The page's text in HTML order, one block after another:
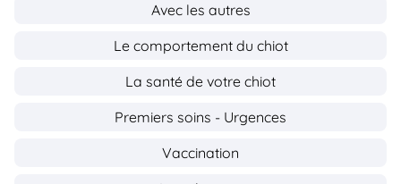
Avec les autres
Le comportement du chiot
La santé de votre chiot
Premiers soins - Urgences
Vaccination